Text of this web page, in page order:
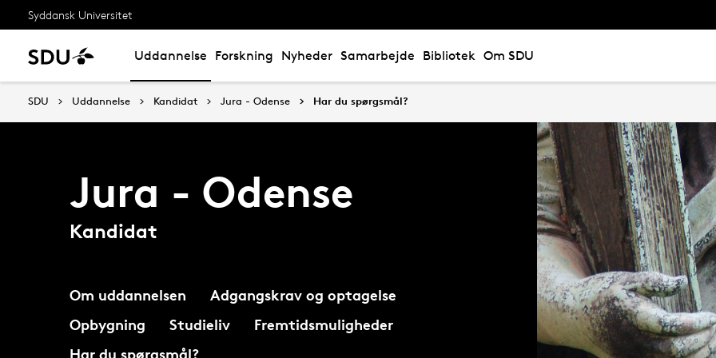
Syddansk Universitet
Uddannelse Forskning Nyheder Samarbejde Bibliotek Om SDU
SDU Uddannelse Kandidat Jura - Odense Har du spørgsmål?
Jura - Odense
Kandidat
Om uddannelsen
Adgangskrav og optagelse
Opbygning
Studieliv
Fremtidsmuligheder
Har du spørgsmål?